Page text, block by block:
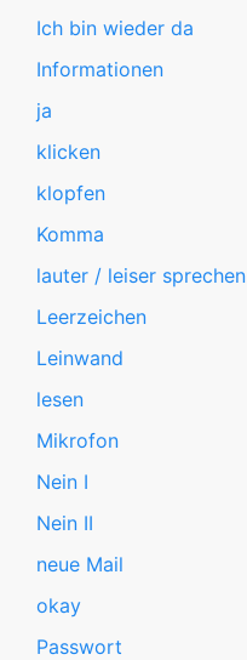
Ich bin wieder da
Informationen
ja
klicken
klopfen
Komma
lauter / leiser sprechen
Leerzeichen
Leinwand
lesen
Mikrofon
Nein I
Nein II
neue Mail
okay
Passwort